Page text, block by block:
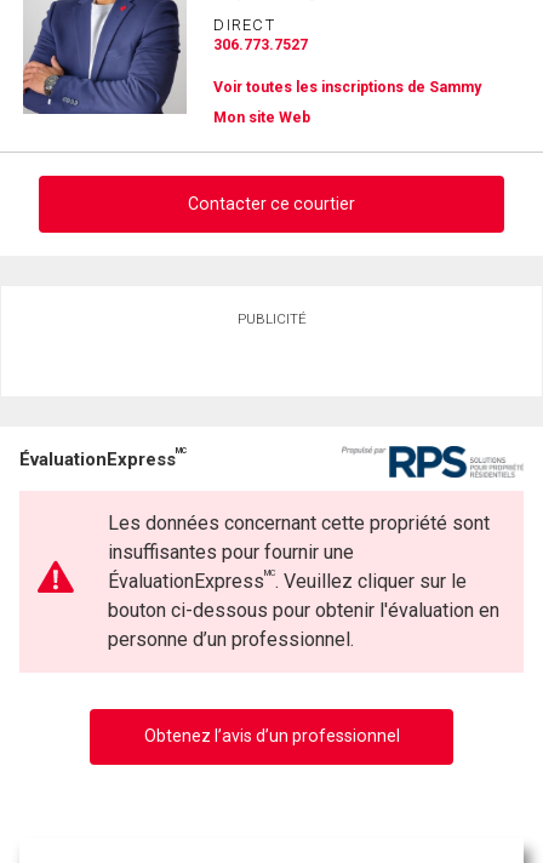
DIRECT
306.773.7527
Voir toutes les inscriptions de Sammy
Mon site Web
Contacter ce courtier
Téléphone
(Optionnel)
PUBLICITÉ
ÉvaluationExpressMC
Les données concernant cette propriété sont
insuffisantes pour fournir une
ÉvaluationExpressMC. Veuillez cliquer sur le
bouton ci-dessous pour obtenir l'évaluation en
personne d’un professionnel.
Obtenez l’avis d’un professionnel